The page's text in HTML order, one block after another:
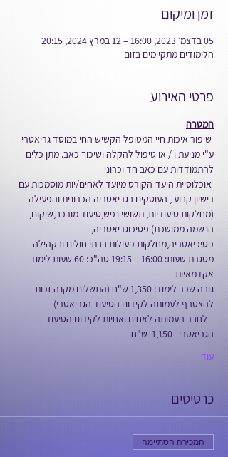
זמן ומיקום
05 בדצמ׳ 2023, 16:00 – 12 במרץ 2024, 20:15
הלימודים מתקיימים בזום
פרטי האירוע
המטרה
שיפור איכות חיי המטופל הקשיש החי במוסד גריאטרי
ע"י מניעת ו / או טיפול להקלה ושיכוך כאב. מתן כלים
להתמודדות עם כאב חד וכרוני
אוכלוסיית היעד-הקורס מיועד לאחים/יות מוסמכות עם
רישיון קבוע , העוסקים בגריאטריה הכרונית והפעילה
(מחלקות סיעודיות, תשושי נפש,סיעוד מורכב,שיקום,
הנשמה ממושכת) פסיכוגריאטריה,
פסיכיאטריה,מחלקות פעילות בבתי חולים ובקהילה
מסגרת שעות: 16:00 – 19:15 סה"כ: 60 שעות לימוד
אקדמאיות
גובה שכר לימוד: 1,350 ש"ח (התשלום מקנה זכות
להצטרף לעמותה לקידום הסיעוד הגריאטרי)
לחבר העמותה לאחים ואחיות לקידום הסיעוד
הגריאטרי   1,150  ש"ח
עוד
כרטיסים
המכירה הסתיימה